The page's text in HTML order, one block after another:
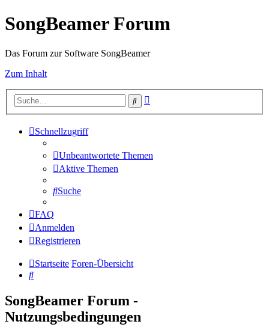
SongBeamer Forum
Das Forum zur Software SongBeamer
Zum Inhalt
Suche
Schnellzugriff
Unbeantwortete Themen
Aktive Themen
Suche
FAQ
Anmelden
Registrieren
Startseite Foren-Übersicht
Suche
SongBeamer Forum -
Nutzungsbedingungen